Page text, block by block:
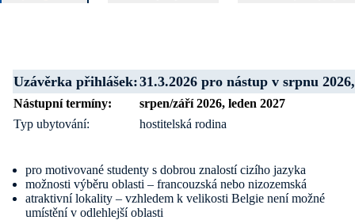
Uzávěrka přihlášek:31.3.2026 pro nástup v srpnu
Nástupní termíny:
srpen/září 2026, leden 2027
Typ ubytování:
hostitelská rodina
pro motivované studenty s dobrou znalostí cizího jazyka
možnosti výběru oblasti – francouzská nebo nizozemská
atraktivní lokality – vzhledem k velikosti Belgie není možné
umístění v odlehlejší oblasti